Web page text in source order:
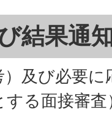
結果通
及び必要
る面接審